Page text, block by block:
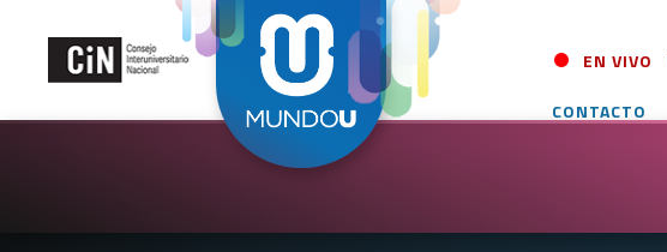
EN VIVO
CONTACTO